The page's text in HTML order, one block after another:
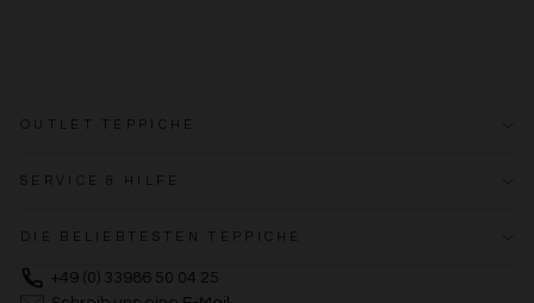
OUTLET TEPPICHE
SERVICE & HILFE
DIE BELIEBTESTEN TEPPICHE
+49 (0) 33986 50 04 25